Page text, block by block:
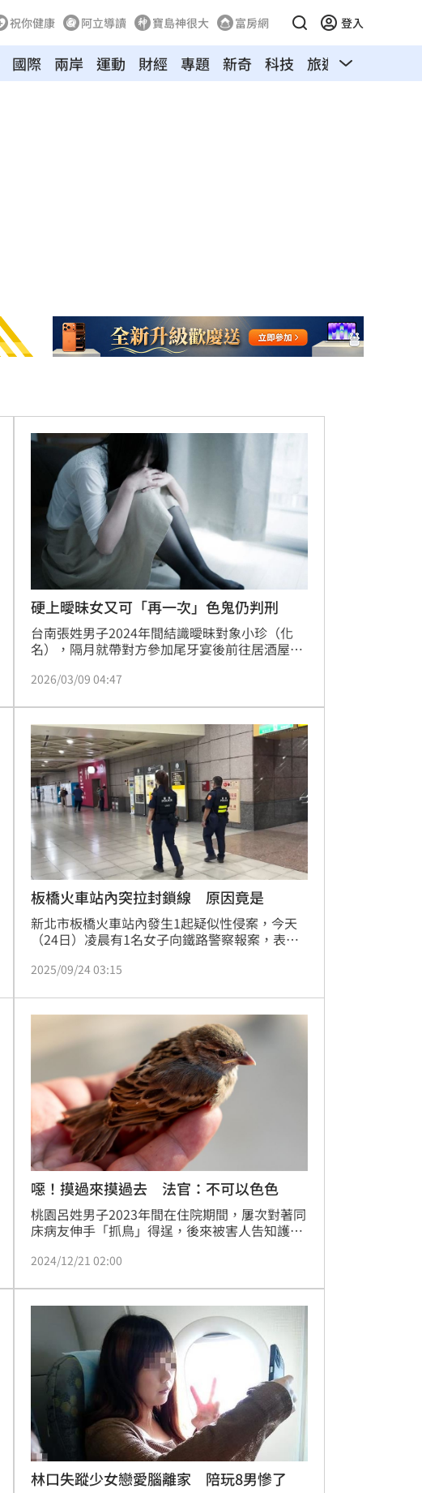
祝你健康 阿立導讀 寶島神很大 富房網 登入
國際 兩岸 運動 財經 專題 新奇 科技 旅遊 汽車
硬上曖昧女又可「再一次」色鬼仍判刑
台南張姓男子2024年間結識曖昧對象小珍（化
名），隔月就帶對方參加尾牙宴後前往居酒屋續
小珍提告，法官認為第1次發生行為過程中，小
不過首次的性侵罪責仍要依法究辦，最後還是依
強制性交罪判處3年6個月，全案可上訴。
2026/03/09 04:47
板橋火車站內突拉封鎖線 原因竟是
新北市板橋火車站內發生1起疑似性侵案，今天
（24日）凌晨有1名女子向鐵路警察報案，表示
拉起封鎖線進行採證調查，經調閱監視器發現該
男子並無做出強制行為，警方將通知男子到案釐
清案情。
2025/09/24 03:15
噁！摸過來摸過去 法官：不可以色色
桃園呂姓男子2023年間在住院期間，屢次對著同
床病友伸手「抓鳥」得逞，後來被害人告知護理
並表達和解意願，但被害人不願出面，法官因此
2024/12/21 02:00
林口失蹤少女戀愛腦離家 陪玩8男慘了